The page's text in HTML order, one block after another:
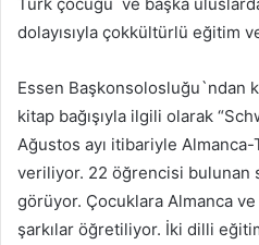
dolayısıyla çokkültürlü eğitim
Essen Başkonsolosluğu`ndan
kitap bağışıyla ilgili olarak
Ağustos ayı itibariyle
veriliyor. 22 öğrencisi bulunan
görüyor. Çocuklara Almanca
şarkılar öğretiliyor. İki dilli